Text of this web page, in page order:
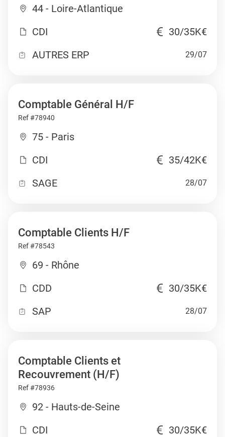
44 - Loire-Atlantique
CDI
30/35K€
AUTRES ERP
29/07
Comptable Général H/F
Ref #78940
75 - Paris
CDI
35/42K€
SAGE
28/07
Comptable Clients H/F
Ref #78543
69 - Rhône
CDD
30/35K€
SAP
28/07
Comptable Clients et
Recouvrement (H/F)
Ref #78936
92 - Hauts-de-Seine
CDI
30/35K€